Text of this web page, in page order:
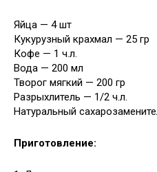
Яйца — 4 шт
Кукурузный крахмал — 25 гр
Кофе — 1 ч.л.
Вода — 200 мл
Творог мягкий — 200 гр
Разрыхлитель — 1/2 ч.л.
Натуральный
Приготовление: